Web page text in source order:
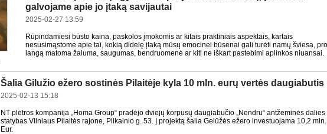
galvojame apie jo įtaką savijautai
2025-02-27 13:59
Rūpindamiesi būsto kaina, paskolos įmokomis ar kitais praktiniais aspektais, kartais
nesusimąstome apie tai, kokią didelę įtaką mūsų emocinei būsenai gali turėti namų šviesa, pro
langą matoma žaluma, saugumas, bendruomenė ar kiti ne iškart pastebimi aplinkos niuansai.
Šalia Gilužio ežero sostinės Pilaitėje kyla 10 mln. eurų vertės daugiabutis
2025-02-13 15:18
NT plėtros kompanija „Homa Group“ pradėjo dviejų korpusų daugiabučio „Nendru“ antžeminės dalies
statybas Vilniaus Pilaitės rajone, Pilkalnio g. 53. Į projektą šalia Gelūžės ežero investuojama 10,2 mln.
Eur.